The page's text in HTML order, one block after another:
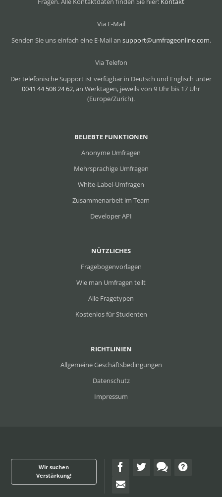
RICHTLINIEN
Allgemeine Geschäftsbedingungen
Datenschutz
Impressum
NÜTZLICHES
Fragebogenvorlagen
Wie man Umfragen teilt
Alle Fragetypen
Kostenlos für Studenten
BELIEBTE FUNKTIONEN
Anonyme Umfragen
Mehrsprachige Umfragen
White-Label-Umfragen
Zusammenarbeit im Team
Developer API
Via E-Mail
Senden Sie uns einfach eine E-Mail an support@umfrageonline.com.
Via Telefon
Der telefonische Support ist verfügbar in Deutsch und Englisch unter
0041 44 508 24 62, an Werktagen, jeweils von 9 Uhr bis 17 Uhr
(Europe/Zurich).
Wir suchen
Verstärkung!